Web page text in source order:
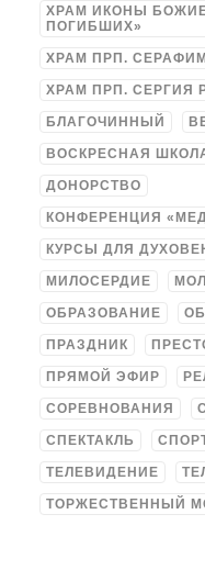
ХРАМ ИКОНЫ
ПОГИБШИХ»
ХРАМ ПРП.
ХРАМ ПРП. СЕРГИЯ
БЛАГОЧИННЫЙ
ВОСКРЕСНАЯ
ДОНОРСТВО
КОНФЕРЕНЦИЯ
КУРСЫ ДЛЯ
МИЛОСЕРДИЕ
ОБРАЗОВАНИЕ
ПРАЗДНИК
ПРЯМОЙ ЭФИР
СОРЕВНОВАНИЯ
СПЕКТАКЛЬ
ТЕЛЕВИДЕНИЕ
ТОРЖЕСТВЕННЫЙ